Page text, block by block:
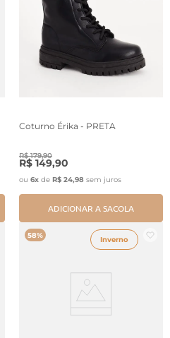
Coturno Érika - PRETA
R$ 179,90
R$ 149,90
ou 6x de R$ 24,98 sem juros
ADICIONAR A SACOLA
Inverno
58%